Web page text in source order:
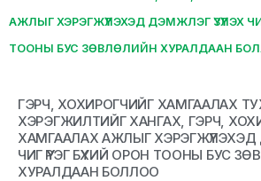
АЖЛЫГ ХЭРЭГЖҮҮЛЭХЭД ДЭМЖЛЭГ ҮЗҮҮЛЭХ
ТООНЫ БУС ЗӨВЛӨЛИЙН ХУРАЛДААН
ГЭРЧ, ХОХИРОГЧИЙГ ХАМГААЛАХ
ХЭРЭГЖИЛТИЙГ ХАНГАХ, ГЭРЧ,
ХАМГААЛАХ АЖЛЫГ ХЭРЭГЖҮҮЛЭХЭД
ЧИГ ҮҮРЭГ БҮХИЙ ОРОН ТООНЫ БУС
ХУРАЛДААН БОЛЛОО